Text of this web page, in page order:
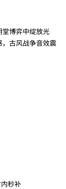
博弈中绽放光
古风战争音效震
秒补